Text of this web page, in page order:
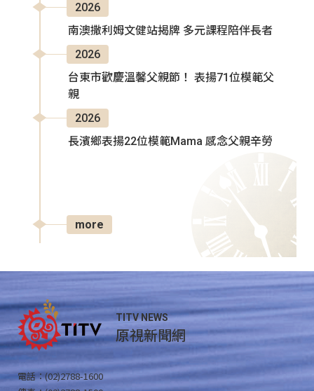
2026
南澳撒利姆文健站揭牌 多元課程陪伴長者
2026
台東市歡慶溫馨父親節！ 表揚71位模範父
親
2026
長濱鄉表揚22位模範Mama 感念父親辛勞
more
TITV NEWS
原視新聞網
電話：(02)2788-1600